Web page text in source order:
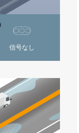
信号なし